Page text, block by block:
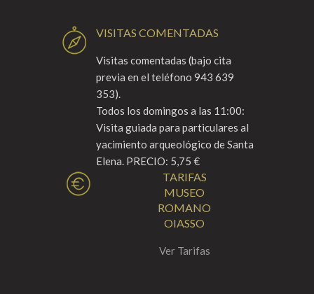
VISITAS COMENTADAS
Visitas comentadas (bajo cita
previa en el teléfono 943 639
353).
Todos los domingos a las 11:00:
Visita guiada para particulares al
yacimiento arqueológico de Santa
Elena. PRECIO: 5,75 €
TARIFAS
MUSEO
ROMANO
OIASSO
Ver Tarifas